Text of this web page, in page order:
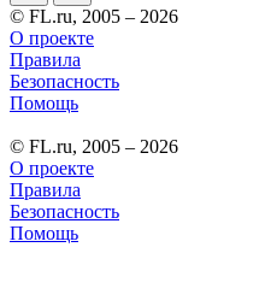
© FL.ru, 2005 – 2026
О проекте
Правила
Безопасность
Помощь
© FL.ru, 2005 – 2026
О проекте
Правила
Безопасность
Помощь